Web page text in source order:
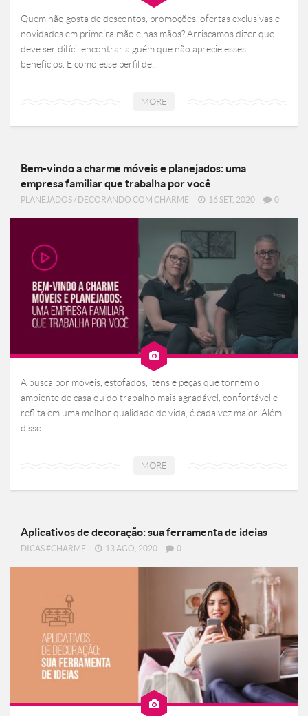
Quem não gosta de descontos, promoções, ofertas exclusivas e
novidades em primeira mão e nas mãos? Arriscamos dizer que
deve ser difícil encontrar alguém que não aprecie esses
benefícios. E como esse perfil de...
MORE
Bem-vindo a charme móveis e planejados: uma
empresa familiar que trabalha por você
PLANEJADOS / DECORANDO COM CHARME 16 SET, 2020 0
A busca por móveis, estofados, itens e peças que tornem o
ambiente de casa ou do trabalho mais agradável, confortável e
reflita em uma melhor qualidade de vida, é cada vez maior. Além
disso...
MORE
Aplicativos de decoração: sua ferramenta de ideias
DICAS #CHARME 13 AGO, 2020 0